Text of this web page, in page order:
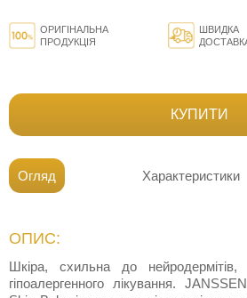
ОРИГІНАЛЬНА
ПРОДУКЦІЯ
ШВИДКА
КУПИТИ
Огляд Характеристики
ОПИС:
Шкіра, схильна до нейродермітів,
гіпоалергенного лікування.